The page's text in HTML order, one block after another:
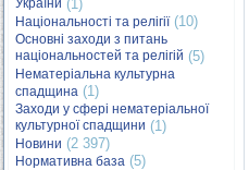
України (1)
Національності та релігії(10)
Основні заходи з питань
національностей та релігій (5)
Нематеріальна культурна
спадщина (1)
Заходи у сфері нематеріальної
культурної спадщини (1)
Новини (2 397)
Нормативна база (5)